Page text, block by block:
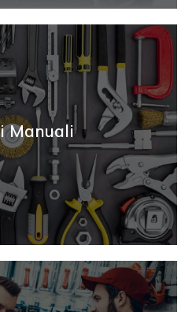
Manuali